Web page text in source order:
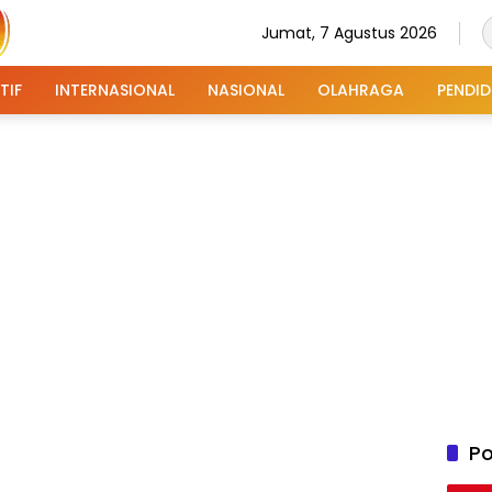
Jumat, 7 Agustus 2026
INTERNASIONAL NASIONAL OLAHRAGA